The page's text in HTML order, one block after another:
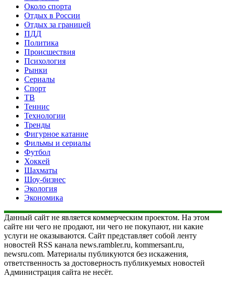
Около спорта
Отдых в России
Отдых за границей
ПДД
Политика
Происшествия
Психология
Рынки
Сериалы
Спорт
ТВ
Теннис
Технологии
Тренды
Фигурное катание
Фильмы и сериалы
Футбол
Хоккей
Шахматы
Шоу-бизнес
Экология
Экономика
Данный сайт не является коммерческим проектом. На этом
сайте ни чего не продают, ни чего не покупают, ни какие
услуги не оказываются. Сайт представляет собой ленту
новостей RSS канала news.rambler.ru, kommersant.ru,
newsru.com. Материалы публикуются без искажения,
ответственность за достоверность публикуемых новостей
Администрация сайта не несёт.